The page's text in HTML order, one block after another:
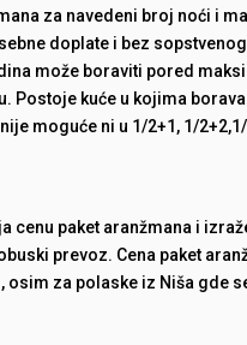
za navedeni broj noći i
doplate i bez
može boraviti pored
Postoje kuće u kojima
moguće ni u 1/2+1, 1/
cenu paket aranžmana i
prevoz. Cena paket
za polaske iz Niša gde